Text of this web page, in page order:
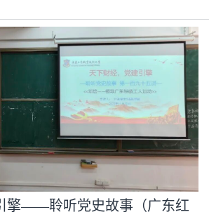
擎——聆听党史故事（广东红